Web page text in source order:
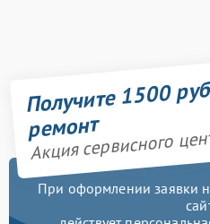
Получите 1500
ремонт
Акция сервисного
При оформлении заявки